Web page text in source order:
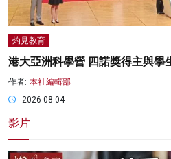
灼見教育
港大亞洲科學營 四諾獎得主與學
作者: 本社編輯部
2026-08-04
影片